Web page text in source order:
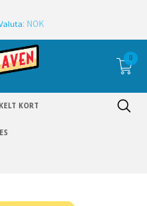
: NOK
0
KORT